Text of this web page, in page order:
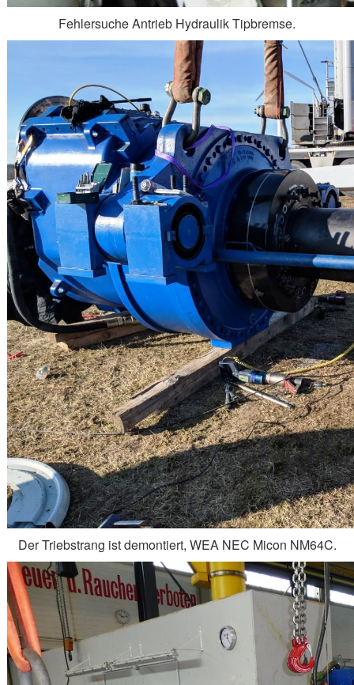
Fehlersuche Antrieb Hydraulik Tipbremse.
Der Triebstrang ist demontiert, WEA NEC Micon NM64C.